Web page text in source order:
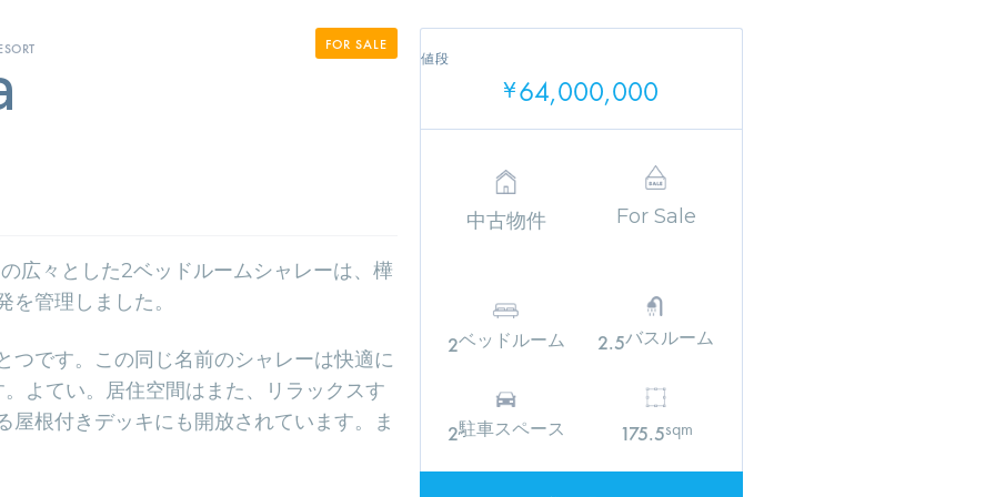
FOR SALE
広々とした2ベッドルームシャレーは、樺
管理しました。
つです。この同じ名前のシャレーは快適に
よてい。居住空間はまた、リラックスす
屋根付きデッキにも開放されています。ま
値段
¥64,000,000
中古物件 For Sale
2ベッドルーム 2.5バスルーム
2駐車スペース 175.5sqm